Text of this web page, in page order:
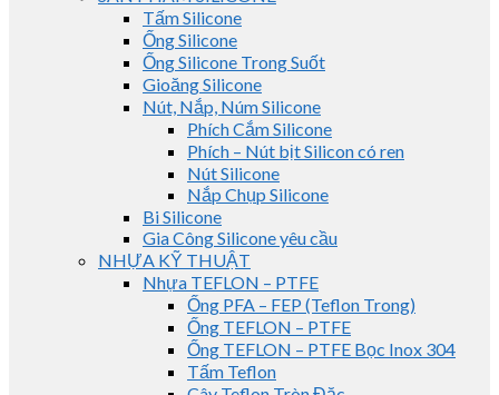
Tấm Silicone
Ống Silicone
Ống Silicone Trong Suốt
Gioăng Silicone
Nút, Nắp, Núm Silicone
Phích Cắm Silicone
Phích – Nút bịt Silicon có ren
Nút Silicone
Nắp Chụp Silicone
Bi Silicone
Gia Công Silicone yêu cầu
NHỰA KỸ THUẬT
Nhựa TEFLON – PTFE
Ống PFA – FEP (Teflon Trong)
Ống TEFLON – PTFE
Ống TEFLON – PTFE Bọc Inox 304
Tấm Teflon